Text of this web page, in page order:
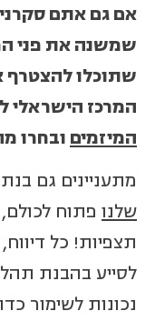
אם גם אתם
שמשנה את פני
שתוכלו להצטרף
המרכז הישראלי
המיזמים ובחרו
מתעניינים גם
שלנו
תצפיות! כל
לסייע בהבנת
נכונות לשימור